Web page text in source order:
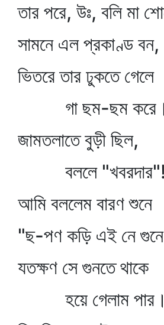
তার পরে, উঃ, বলি মা
সামনে এল প্রকাণ্ড বন,
ভিতরে তার ঢুকতে গেলে
গা ছম-ছম করে।
জামতলাতে বুড়ী ছিল,
বললে "খবরদার"!
আমি বললেম বারণ শুনে
"ছ-পণ কড়ি এই নে
যতক্ষণ সে গুনতে থাকে
হয়ে গেলাম পার।